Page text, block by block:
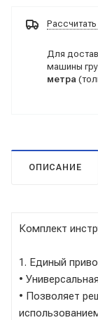
Для
машины
метра
ОПИСАНИЕ
Комплект
1. Единый
•
• Позволяет